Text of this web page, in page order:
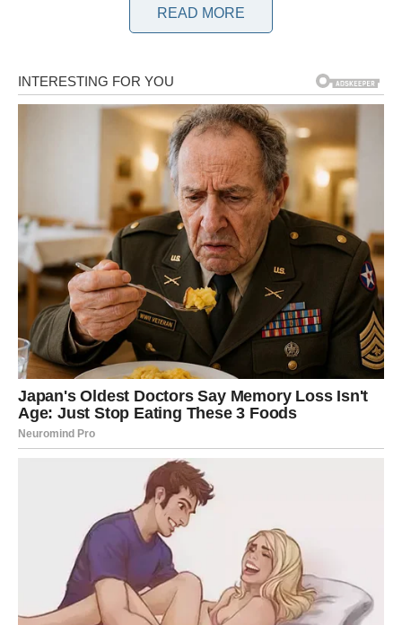
NAČIN PRIPREME:
Mlijeko, šećer, vanilin šećer i margarin stavite u šerpu i kratko
kuhajte dok ne proključa. Sklonite sa vatre i dodajte mleko u
prahu i sve dobro promešajte.
Smesu podeliti na dva dela. U jednu porciju dodajte dvije
kašike kakaa. Ohlađenim filom filovati oblatne i pritisnuti.
Stavite na hladno mesto da držite oblandu.
READ MORE